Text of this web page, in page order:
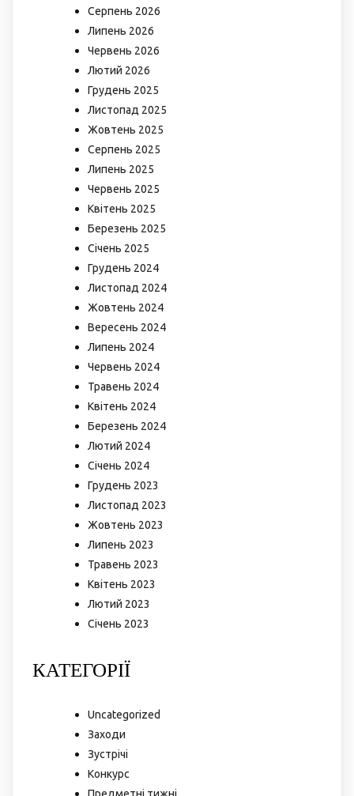
Серпень 2026
Липень 2026
Червень 2026
Лютий 2026
Грудень 2025
Листопад 2025
Жовтень 2025
Серпень 2025
Липень 2025
Червень 2025
Квітень 2025
Березень 2025
Січень 2025
Грудень 2024
Листопад 2024
Жовтень 2024
Вересень 2024
Липень 2024
Червень 2024
Травень 2024
Квітень 2024
Березень 2024
Лютий 2024
Січень 2024
Грудень 2023
Листопад 2023
Жовтень 2023
Липень 2023
Травень 2023
Квітень 2023
Лютий 2023
Січень 2023
КАТЕГОРІЇ
Uncategorized
Заходи
Зустрічі
Конкурс